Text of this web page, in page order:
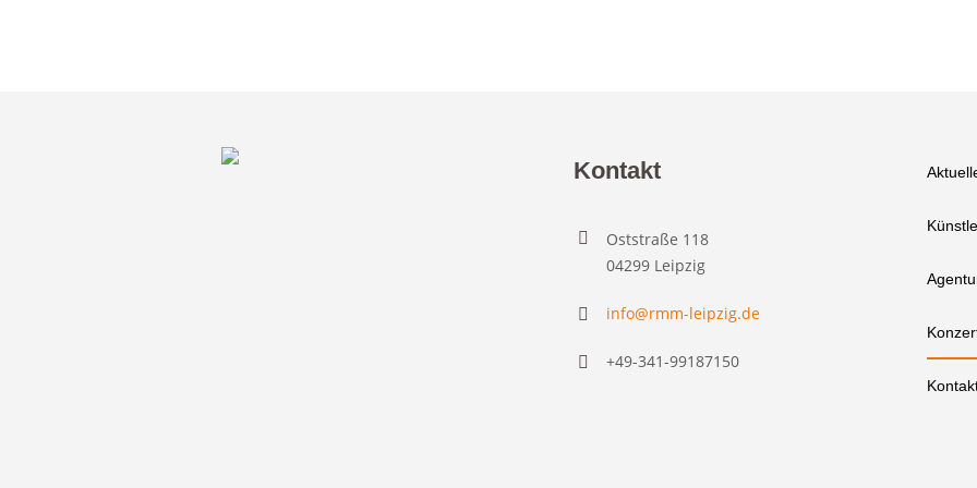
Kontakt
Oststraße 118
04299 Leipzig
info@rmm-leipzig.de
+49-341-99187150